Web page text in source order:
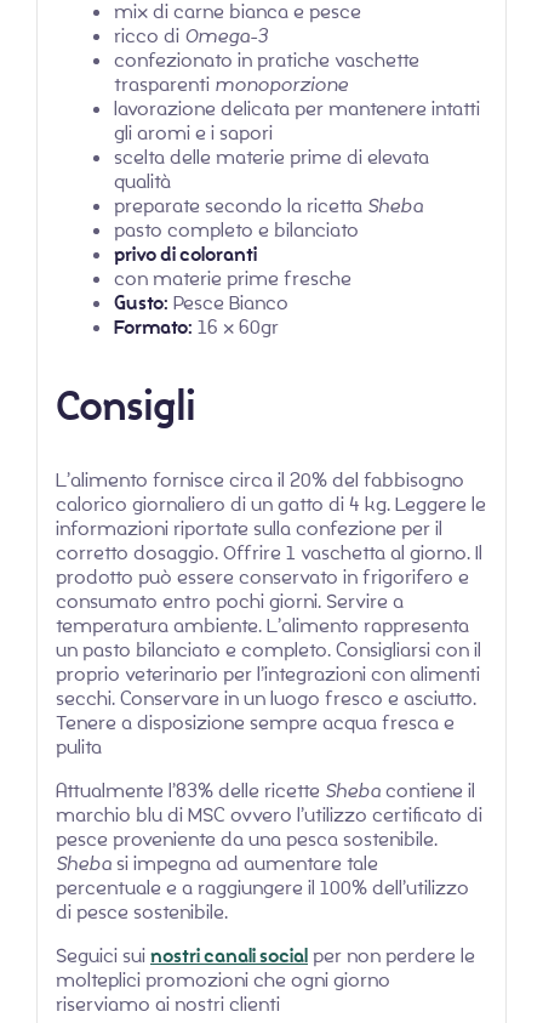
mix di carne bianca e pesce
ricco di Omega-3
confezionato in pratiche vaschette
trasparenti monoporzione
lavorazione delicata per mantenere intatti
gli aromi e i sapori
scelta delle materie prime di elevata
qualità
preparate secondo la ricetta Sheba
pasto completo e bilanciato
privo di coloranti
con materie prime fresche
Gusto: Pesce Bianco
Formato: 16 x 60gr
Consigli
L’alimento fornisce circa il 20% del fabbisogno
calorico giornaliero di un gatto di 4 kg. Leggere le
informazioni riportate sulla confezione per il
corretto dosaggio. Offrire 1 vaschetta al giorno. Il
prodotto può essere conservato in frigorifero e
consumato entro pochi giorni. Servire a
temperatura ambiente. L’alimento rappresenta
un pasto bilanciato e completo. Consigliarsi con il
proprio veterinario per l’integrazioni con alimenti
secchi. Conservare in un luogo fresco e asciutto.
Tenere a disposizione sempre acqua fresca e
pulita
Attualmente l’83% delle ricette Shebacontiene il
marchio blu di MSC ovvero l’utilizzo certificato di
pesce proveniente da una pesca sostenibile.
Shebasi impegna ad aumentare tale
percentuale e a raggiungere il 100% dell’utilizzo
di pesce sostenibile.
Seguici suinostri canali socialper non perdere le
molteplici promozioni che ogni giorno
riserviamo ai nostri clienti